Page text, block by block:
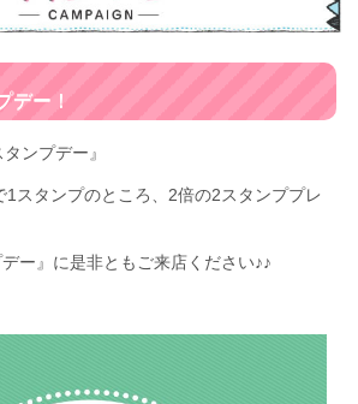
デー！
ンプデー』
スタンプのところ、2倍の2スタンププレ
ー』に是非ともご来店ください♪♪